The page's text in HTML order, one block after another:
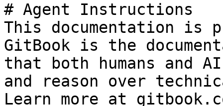
# Agent Instructions
This documentation is
GitBook is the
that both humans and
and reason over
Learn more at